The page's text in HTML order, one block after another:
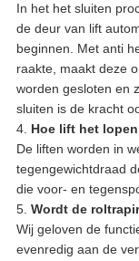
In het het sluiten
de deur van lift
beginnen. Met anti
raakte, maakt deze
worden gesloten en
sluiten is de kracht
4. Hoe lift het
De liften worden in
tegengewichtdraad
die voor- en
5. Wordt de
Wij geloven de
evenredig aan de